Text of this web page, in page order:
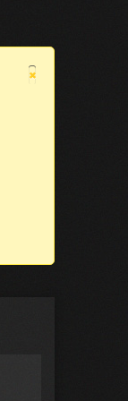
×